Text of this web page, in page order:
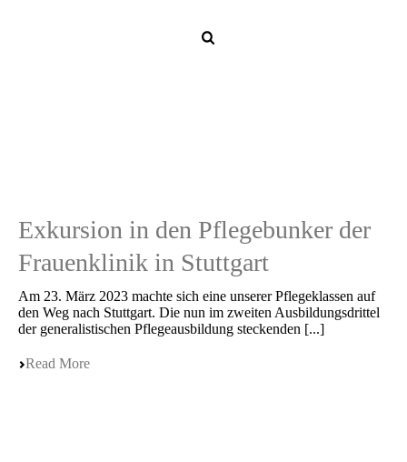
Exkursion in den Pflegebunker der
Frauenklinik in Stuttgart
Am 23. März 2023 machte sich eine unserer Pflege­klas­sen auf
den Weg nach Stutt­gart. Die nun im zweiten Ausbil­dungs­drit­tel
der genera­lis­ti­schen Pflege­aus­bil­dung stecken­den [...]
Read More